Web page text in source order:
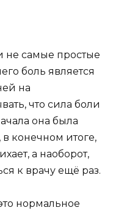
не самые простые
боль является
на
что сила боли
она была
в конечном итоге,
а наоборот,
к врачу ещё раз.
нормальное